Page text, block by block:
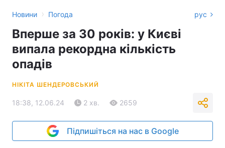
Новини › Погода рус
Вперше за 30 років: у Києві
випала рекордна кількість
опадів
НІКІТА ШЕНДЕРОВСЬКИЙ
18:38, 12.06.24 2 хв. 2659
Підпишіться на нас в Google